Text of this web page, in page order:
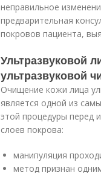
неправильное
предварительная
покровов пациента,
Ультразвуковой
ультразвуковой
Очищение кожи лица
является одной из
этой процедуры перед
слоев покрова:
манипуляция
метод признан